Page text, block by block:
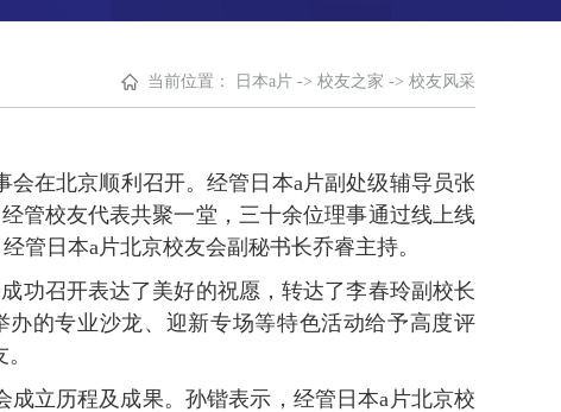
当前位置： 日本a片 -> 校友之家 -> 校友风采
会在北京顺利召开。经管日本a片副处级辅导员张
管校友代表共聚一堂，三十余位理事通过线上线
管日本a片北京校友会副秘书长乔睿主持。
功召开表达了美好的祝愿，转达了李春玲副校长
的专业沙龙、迎新专场等特色活动给予高度评
立历程及成果。孙锴表示，经管日本a片北京校